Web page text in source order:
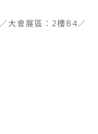
／大會展區：2樓B4／